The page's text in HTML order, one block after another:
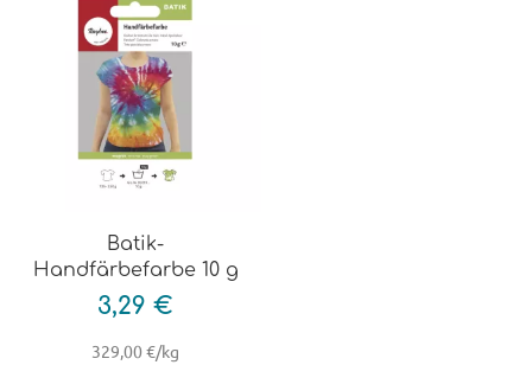
Batik-
Handfärbefarbe 10 g
3,29 €
329,00 €/kg